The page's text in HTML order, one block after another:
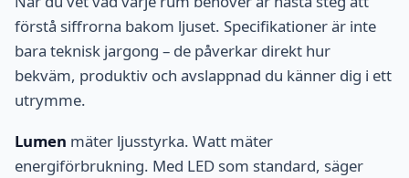
förstå siffrorna bakom ljuset. Specifikationer är inte
bara teknisk jargong – de påverkar direkt hur
bekväm, produktiv och avslappnad du känner dig i ett
utrymme.
Lumen mäter ljusstyrka. Watt mäter
energiförbrukning. Med LED som standard, säger